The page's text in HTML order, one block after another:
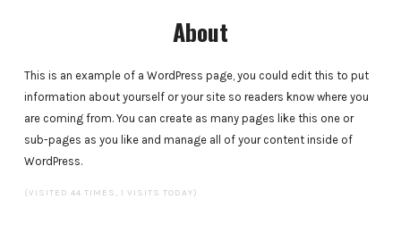
片、
發
布
新
稿
About
This is an example of a WordPress page, you could edit this to put
information about yourself or your site so readers know where you
are coming from. You can create as many pages like this one or
sub-pages as you like and manage all of your content inside of
WordPress.
(VISITED 44 TIMES, 1 VISITS TODAY)